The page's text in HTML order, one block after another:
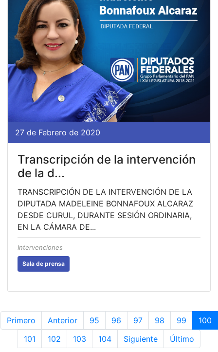
27 de Febrero de 2020
Transcripción de la intervención
de la d...
TRANSCRIPCIÓN DE LA INTERVENCIÓN DE LA
DIPUTADA MADELEINE BONNAFOUX ALCARAZ
DESDE CURUL, DURANTE SESIÓN ORDINARIA,
EN LA CÁMARA DE...
Intervenciones
Sala de prensa
Primero Anterior 95 96 97 98 99
100
101
102 103 104 Siguiente Último